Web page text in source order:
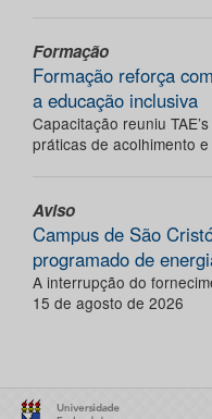
Formação
Formação reforça
a educação inclusiva
Capacitação reuniu
práticas de acolhimento
Aviso
Campus de São
programado de
A interrupção do
15 de agosto de 2026